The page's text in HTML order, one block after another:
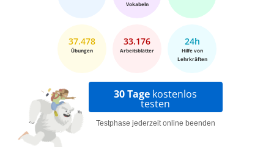
Vokabeln
37.478
Übungen
33.176
Arbeitsblätter
24h
Hilfe von
Lehrkräften
30 Tage kostenlos
testen
Testphase jederzeit online beenden